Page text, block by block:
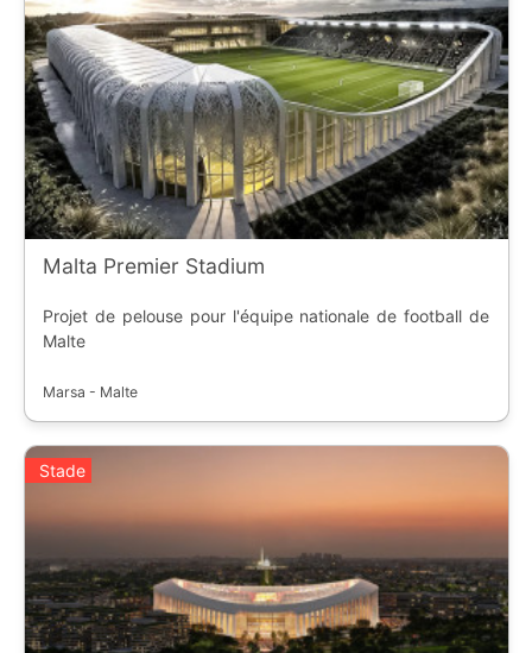
Malta Premier Stadium
Projet de pelouse pour l'équipe nationale de football de
Malte
Marsa - Malte
Stade